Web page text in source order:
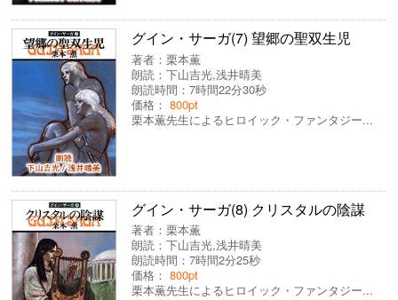
グイン・サーガ(7) 望郷の聖双生児
著者：栗本薫
朗読：下山吉光,浅井晴美
朗読時間：7時間22分30秒
価格：800pt
栗本薫先生によるヒロイック・ファンタジー...
グイン・サーガ(8) クリスタルの陰謀
著者：栗本薫
朗読：下山吉光,浅井晴美
朗読時間：7時間2分25秒
価格：800pt
栗本薫先生によるヒロイック・ファンタジー...